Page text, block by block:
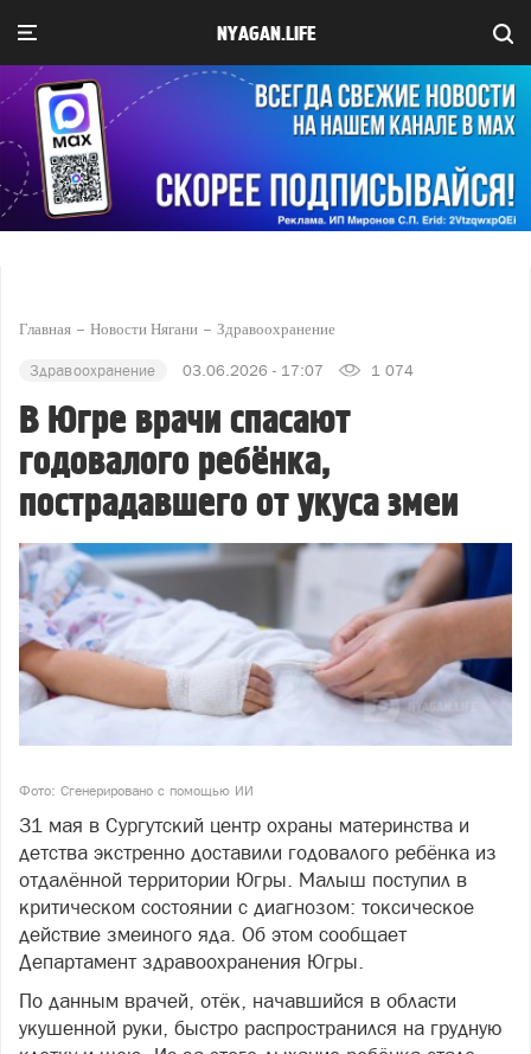
NYAGAN.LIFE
Главная Новости Нягани Здравоохранение
Здравоохранение 03.06.2026 - 17:07 1 074
В Югре врачи спасают
годовалого ребёнка,
пострадавшего от укуса змеи
Фото: Сгенерировано с помощью ИИ
31 мая в Сургутский центр охраны материнства и
детства экстренно доставили годовалого ребёнка из
отдалённой территории Югры. Малыш поступил в
критическом состоянии с диагнозом: токсическое
действие змеиного яда. Об этом сообщает
Департамент здравоохранения Югры.
По данным врачей, отёк, начавшийся в области
укушенной руки, быстро распространился на грудную